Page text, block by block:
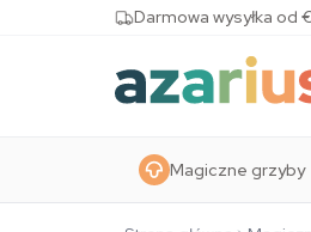
Skip to contentDarmowa wysyłka od
Magiczne grzyby